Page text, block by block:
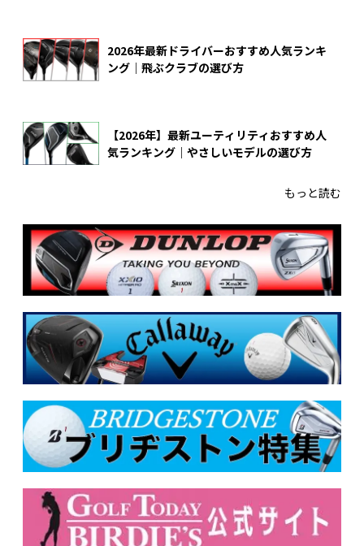
2026年最新ドライバーおすすめ人気ランキ
ング｜飛ぶクラブの選び方
【2026年】最新ユーティリティおすすめ人
気ランキング｜やさしいモデルの選び方
もっと読む